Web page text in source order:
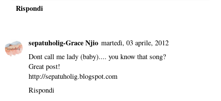
Rispondi
sepatuholig-Grace Njio martedì, 03 aprile, 2012
Dont call me lady (baby).... you know that song?
Great post!
http://sepatuholig.blogspot.com
Rispondi